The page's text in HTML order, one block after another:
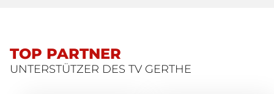
TOP PARTNER
UNTERSTÜTZER DES TV GERTHE